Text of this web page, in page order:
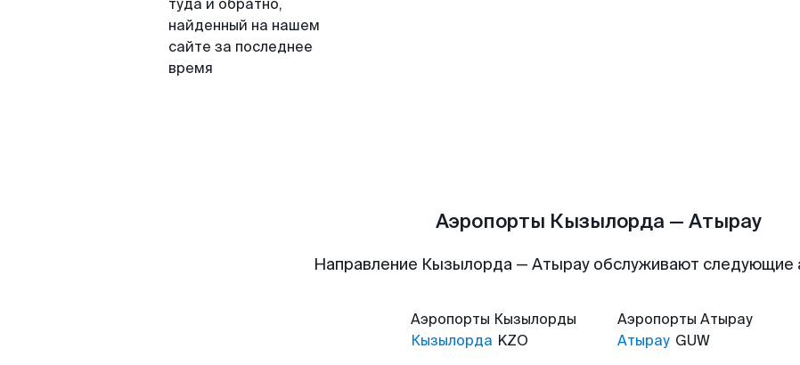
туда и обратно,
найденный на нашем
сайте за последнее
время
Аэропорты Кызылорда — Атырау
Направление Кызылорда — Атырау обслуживают следующие
Аэропорты Кызылорды
Кызылорда KZO
Аэропорты Атырау
Атырау GUW